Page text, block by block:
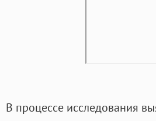
В процессе исследования